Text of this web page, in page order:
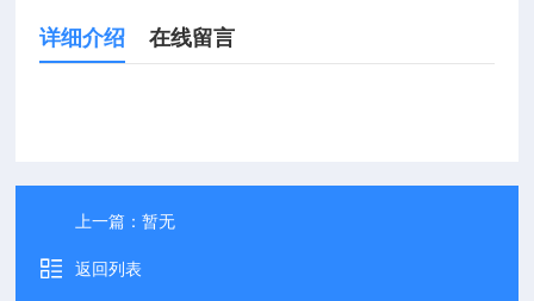
详细介绍 在线留言
上一篇：暂无
返回列表